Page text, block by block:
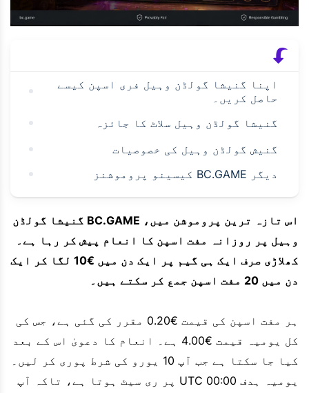
اپنا گنیشا گولڈن وہیل فری اسپن کیسے
حاصل کریں۔
گنیشا گولڈن وہیل سلاٹ کا جائزہ
گنیش گولڈن وہیل کی خصوصیات
دیگر BC.GAME کیسینو پروموشنز
اس تازہ ترین پروموشن میں، BC.GAME گنیشا گولڈن
وہیل پر روزانہ مفت اسپن کا انعام پیش کر رہا ہے۔
کھلاڑی صرف ایک ہی گیم پر ایک دن میں €10 لگا کر ایک
دن میں 20 مفت اسپن جمع کر سکتے ہیں۔
ہر مفت اسپن کی قیمت €0.20 مقرر کی گئی ہے، جس کی
کل یومیہ قیمت €4.00 ہے۔ انعام کا دعویٰ اس کے بعد
کیا جا سکتا ہے جب آپ 10 یورو کی شرط پوری کر لیں۔
یومیہ ہدف 00:00 UTC پر ری سیٹ ہوتا ہے، تاکہ آپ